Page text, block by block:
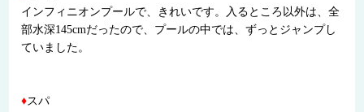
インフィニオンプールで、きれいです。入るところ以外は、全
部水深145cmだったので、プールの中では、ずっとジャンプし
ていました。
♦スパ